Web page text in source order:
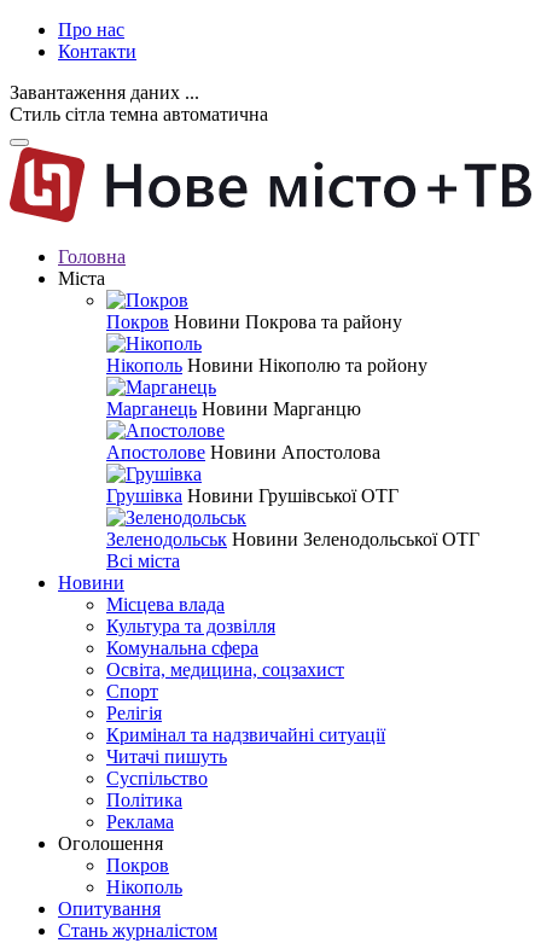
Про нас
Контакти
Завантаження даних ...
Стиль сітла темна автоматична
Головна
Міста
Покров Новини Покрова та району
Нікополь Новини Нікополю та ройону
Марганець Новини Марганцю
Апостолове Новини Апостолова
Грушівка Новини Грушівської ОТГ
Зеленодольськ Новини Зеленодольської ОТГ
Всі міста
Новини
Місцева влада
Культура та дозвілля
Комунальна сфера
Освіта, медицина, соцзахист
Спорт
Релігія
Кримінал та надзвичайні ситуації
Читачі пишуть
Суспільство
Політика
Реклама
Оголошення
Покров
Нікополь
Опитування
Стань журналістом